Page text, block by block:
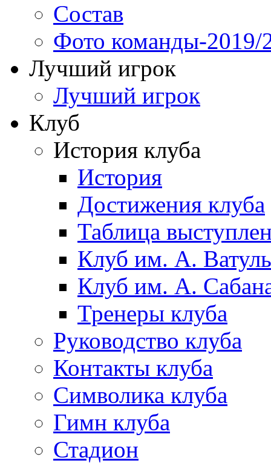
Состав
Фото команды-2019/
Лучший игрок
Лучший игрок
Клуб
История клуба
История
Достижения клуба
Таблица
Клуб им. А.
Клуб им. А.
Тренеры клуба
Руководство клуба
Контакты клуба
Символика клуба
Гимн клуба
Стадион